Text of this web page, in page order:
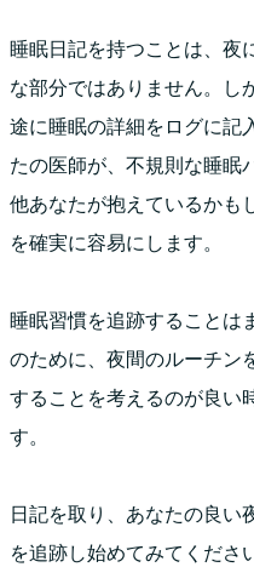
睡眠日記を持つことは、夜
な部分ではありません。し
途に睡眠の詳細をログに記
たの医師が、不規則な睡眠
他あなたが抱えているかも
を確実に容易にします。
睡眠習慣を追跡することは
のために、夜間のルーチン
することを考えるのが良い
す。
日記を取り、あなたの良い
を追跡し始めてみてくださ